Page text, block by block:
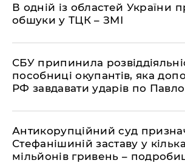
В одній із областей України
обшуки у ТЦК – ЗМІ
СБУ припинила
пособниці окупантів, яка
РФ завдавати ударів по
Антикорупційний суд
Стефанішиній заставу у кілька
мільйонів гривень –